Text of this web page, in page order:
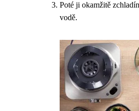
Poté ji okamžitě
vodě.